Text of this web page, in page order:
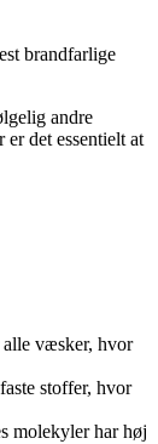
brandfarlige
andre
det essentielt at
alle væsker, hvor
stoffer, hvor
molekyler har høj